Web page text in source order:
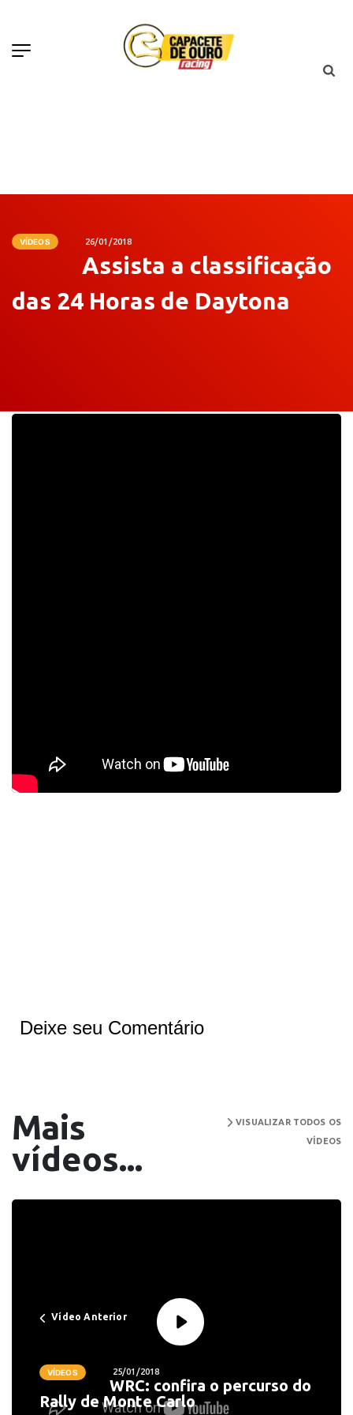
VÍDEOS 26/01/2018
Assista a classificação
das 24 Horas de Daytona
Deixe seu Comentário
Mais
vídeos...
VISUALIZAR TODOS OS
VÍDEOS
Vídeo Anterior
VÍDEOS 25/01/2018
WRC: confira o percurso do
Rally de Monte Carlo